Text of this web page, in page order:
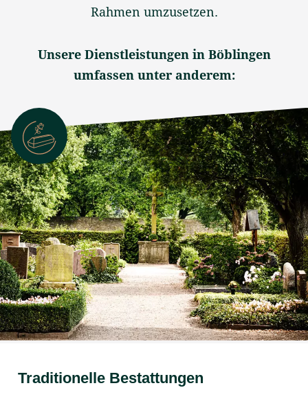
Rahmen umzusetzen.
Unsere Dienstleistungen in Böblingen
umfassen unter anderem:
Traditionelle Bestattungen